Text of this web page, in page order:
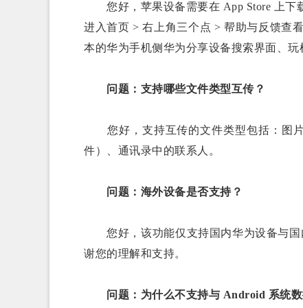
您好，苹果设备需要在 App Store 上下
进入首页 > 右上角三个点 > 帮助与反馈查
本的华为手机侧华为分享设备搜索界面、
问题：支持哪些文件类型互传？
您好，支持互传的文件类型包括：图
件）、通讯录中的联系人。
问题：海外设备是否支持？
您好，该功能仅支持国内华为设备与
谢您的理解和支持。
问题：为什么不支持与 Android 系统数